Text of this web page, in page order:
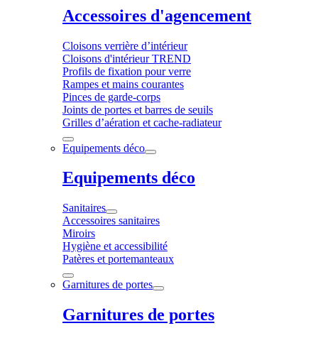
Accessoires d'agencement
Cloisons verrière d’intérieur
Cloisons d'intérieur TREND
Profils de fixation pour verre
Rampes et mains courantes
Pinces de garde-corps
Joints de portes et barres de seuils
Grilles d’aération et cache-radiateur
Equipements déco
Equipements déco
Sanitaires
Accessoires sanitaires
Miroirs
Hygiène et accessibilité
Patères et portemanteaux
Garnitures de portes
Garnitures de portes